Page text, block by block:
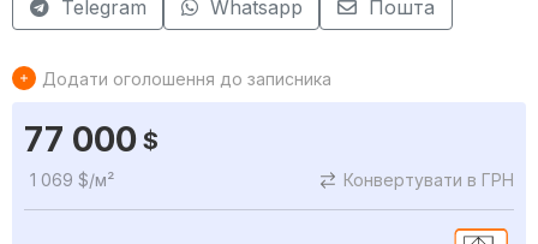
Telegram
Whatsapp Пошта
Додати оголошення до записника
77 000 $
1 069 $/м² Конвертувати в ГРН